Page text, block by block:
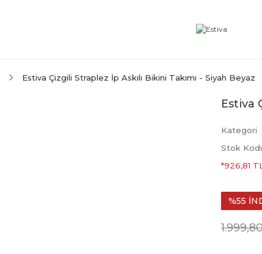
Estiva Çizgili Straplez İp Askılı Bikini Takımı - Siyah Beyaz
Estiva
Kategori
Stok
*926,81
%55